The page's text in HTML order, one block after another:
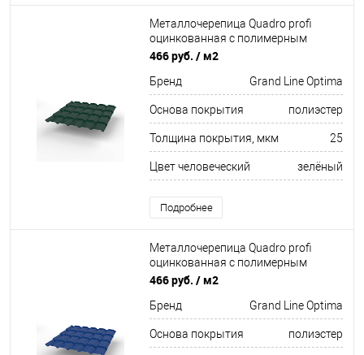
Металлочерепица Quadro profi
оцинкованная с полимерным
покрытием 0,45х1159мм RAL 6005
466 руб. / м2
Бренд Grand Line Optima
Основа покрытия полиэстер
Толщина покрытия, мкм 25
Цвет человеческий зелёный
Подробнее
Металлочерепица Quadro profi
оцинкованная с полимерным
покрытием 0,45х1159мм RAL 5005
466 руб. / м2
Бренд Grand Line Optima
Основа покрытия полиэстер